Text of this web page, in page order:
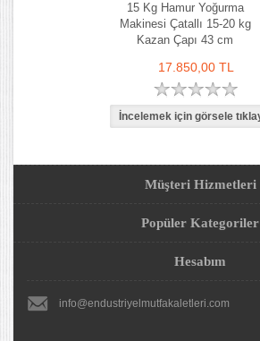
15 Kg Hamur Yoğurma
Makinesi Çatallı 15-20 kg
Kazan Çapı 43 cm
17.850,00 TL
Müşteri Hizmetleri
Popüler Kategoriler
Hesabım
info@endustriyelmutfakaletleri.com